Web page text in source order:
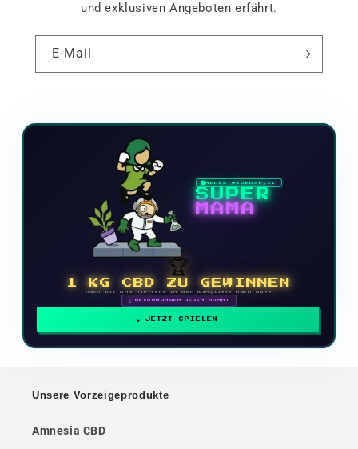
und exklusiven Angeboten erfährt.
E-Mail
NEUES VIDEOSPIEL
SUPER
MAMA
🏆
1 KG CBD ZU GEWINNEN
Mach mit und klettere in der Rangliste nach oben
🗓 BELOHNUNGEN JEDEN MONAT
JETZT SPIELEN
Unsere Vorzeigeprodukte
Amnesia CBD